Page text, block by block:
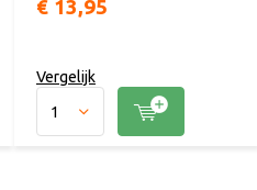
€ 13,95
Vergelijk